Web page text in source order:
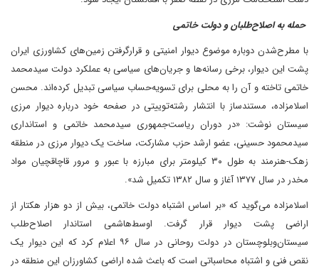
حمله به اصلاح‌طلبان و دولت خاتمی
با مطرح‌شدن دوباره موضوع دیوار امنیتی و قرارگرفتن زمین‌های کشاورزی ایران
پشت این دیوار، برخی رسانه‌ها و جریان‌های سیاسی به عملکرد دولت سیدمحمد
خاتمی تاخته و آن را به محلی برای تسویه‌حساب سیاسی تبدیل کرده‌اند. محسن
اسلامزاده، مستندساز با انتشار رشته‌توییتی در صفحه خود درباره دیوار مرزی
سیستان نوشت: «در دوران ریاست‌جمهوری سیدمحمد خاتمی و استانداری
سیدمحمود حسینی، عضو ارشد حزب مشارکت، ساخت یک دیوار مرزی در منطقه
زهک‌-‌هنرمند به طول ۳۰ کیلومتر برای مبارزه با عبور و مرور قاچاقچیان مواد
مخدر در سال ۱۳۷۷ آغاز و سال ۱۳۸۲ تکمیل شد».
اسلامزاده می‌گوید که «بر اساس اشتباه دولت خاتمی، بیش از دو هزار هکتار از
اراضی پشت دیوار قرار گرفت. اوسط‌هاشمی استاندار اصلاح‌طلب
سیستان‌وبلوچستان در دولت روحانی در سال ۹۶ اعلام کرد که این دیوار یک
نقص فنی و اشتباه محاسباتی است که باعث شده اراضی کشاورزان این منطقه در